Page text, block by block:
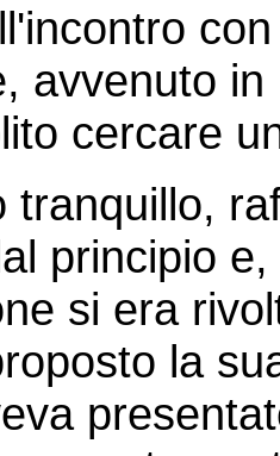
avvenuto
cercare
tranquillo,
principio
si era
la